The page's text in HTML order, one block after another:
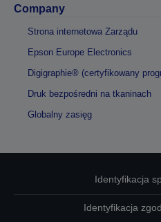
Company
Strona internetowa Zarządu
Epson Europe Electronics
Digigraphie® (certyfikowany
Druk bezpośredni na tkaninach
Globalny zasięg
Identyfikacja
Identyfikacja